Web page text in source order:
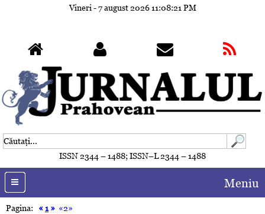
Vineri - 7 august 202611:08:24 PM
ISSN 2344 – 1488; ISSN–L 2344 – 1488
Meniu
Pagina: «1» «2»